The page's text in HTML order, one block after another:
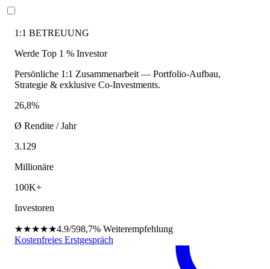
1:1 BETREUUNG
Werde Top 1 % Investor
Persönliche 1:1 Zusammenarbeit — Portfolio-Aufbau,
Strategie & exklusive Co-Investments.
26,8%
Ø Rendite / Jahr
3.129
Millionäre
100K+
Investoren
★★★★★4.9/598,7% Weiterempfehlung
Kostenfreies Erstgespräch